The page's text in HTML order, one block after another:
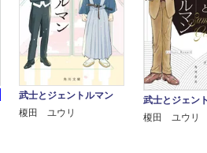
武士とジェントルマン
榎田 ユウリ
武士とジェン
榎田 ユウリ